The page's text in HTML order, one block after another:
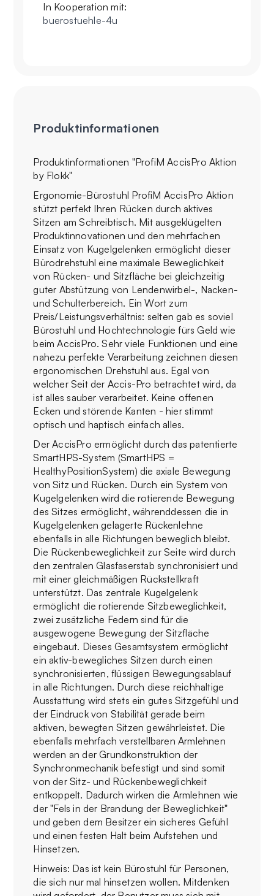
In Kooperation mit:
buerostuehle-4u
Produktinformationen
Produktinformationen "ProfiM AccisPro Aktion
by Flokk"
Ergonomie-Bürostuhl ProfiM AccisPro Aktion
stützt perfekt Ihren Rücken durch aktives
Sitzen am Schreibtisch. Mit ausgeklügelten
Produktinnovationen und den mehrfachen
Einsatz von Kugelgelenken ermöglicht dieser
Bürodrehstuhl eine maximale Beweglichkeit
von Rücken- und Sitzfläche bei gleichzeitig
guter Abstützung von Lendenwirbel-, Nacken-
und Schulterbereich. Ein Wort zum
Preis/Leistungsverhältnis: selten gab es soviel
Bürostuhl und Hochtechnologie fürs Geld wie
beim AccisPro. Sehr viele Funktionen und eine
nahezu perfekte Verarbeitung zeichnen diesen
ergonomischen Drehstuhl aus. Egal von
welcher Seit der Accis-Pro betrachtet wird, da
ist alles sauber verarbeitet. Keine offenen
Ecken und störende Kanten - hier stimmt
optisch und haptisch einfach alles.
Der AccisPro ermöglicht durch das patentierte
SmartHPS-System (SmartHPS =
HealthyPositionSystem) die axiale Bewegung
von Sitz und Rücken. Durch ein System von
Kugelgelenken wird die rotierende Bewegung
des Sitzes ermöglicht, währenddessen die in
Kugelgelenken gelagerte Rückenlehne
ebenfalls in alle Richtungen beweglich bleibt.
Die Rückenbeweglichkeit zur Seite wird durch
den zentralen Glasfaserstab synchronisiert und
mit einer gleichmäßigen Rückstellkraft
unterstützt. Das zentrale Kugelgelenk
ermöglicht die rotierende Sitzbeweglichkeit,
zwei zusätzliche Federn sind für die
ausgewogene Bewegung der Sitzfläche
eingebaut. Dieses Gesamtsystem ermöglicht
ein aktiv-bewegliches Sitzen durch einen
synchronisierten, flüssigen Bewegungsablauf
in alle Richtungen. Durch diese reichhaltige
Ausstattung wird stets ein gutes Sitzgefühl und
der Eindruck von Stabilität gerade beim
aktiven, bewegten Sitzen gewährleistet. Die
ebenfalls mehrfach verstellbaren Armlehnen
werden an der Grundkonstruktion der
Synchronmechanik befestigt und sind somit
von der Sitz- und Rückenbeweglichkeit
entkoppelt. Dadurch wirken die Armlehnen wie
der "Fels in der Brandung der Beweglichkeit"
und geben dem Besitzer ein sicheres Gefühl
und einen festen Halt beim Aufstehen und
Hinsetzen.
Hinweis: Das ist kein Bürostuhl für Personen,
die sich nur mal hinsetzen wollen. Mitdenken